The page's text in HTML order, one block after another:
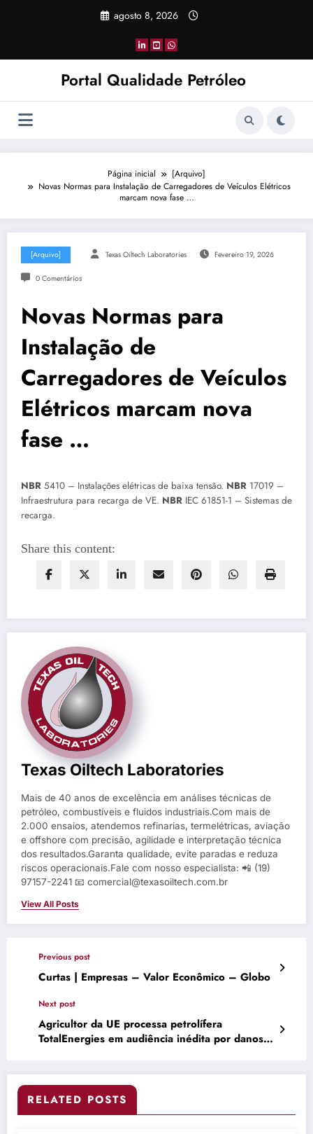
agosto 8, 2026
Portal Qualidade Petróleo
Página inicial
[Arquivo]
Novas Normas para Instalação de Carregadores de Veículos Elétricos
marcam nova fase …
[Arquivo] Texas Oiltech Laboratories Fevereiro 19, 2026
0 Comentários
Novas Normas para
Instalação de
Carregadores de Veículos
Elétricos marcam nova
fase …
NBR 5410 – Instalações elétricas de baixa tensão. NBR 17019 –
Infraestrutura para recarga de VE. NBR IEC 61851-1 – Sistemas de
recarga.
Share this content:
Texas Oiltech Laboratories
Mais de 40 anos de excelência em análises técnicas de
petróleo, combustíveis e fluidos industriais.Com mais de
2.000 ensaios, atendemos refinarias, termelétricas, aviação
e offshore com precisão, agilidade e interpretação técnica
dos resultados.Garanta qualidade, evite paradas e reduza
riscos operacionais.Fale com nosso especialista: 📲 (19)
97157-2241 📧 comercial@texasoiltech.com.br
View All Posts
Previous post
Curtas | Empresas – Valor Econômico – Globo
Next post
Agricultor da UE processa petrolífera
TotalEnergies em audiência inédita por danos
RELATED POSTS